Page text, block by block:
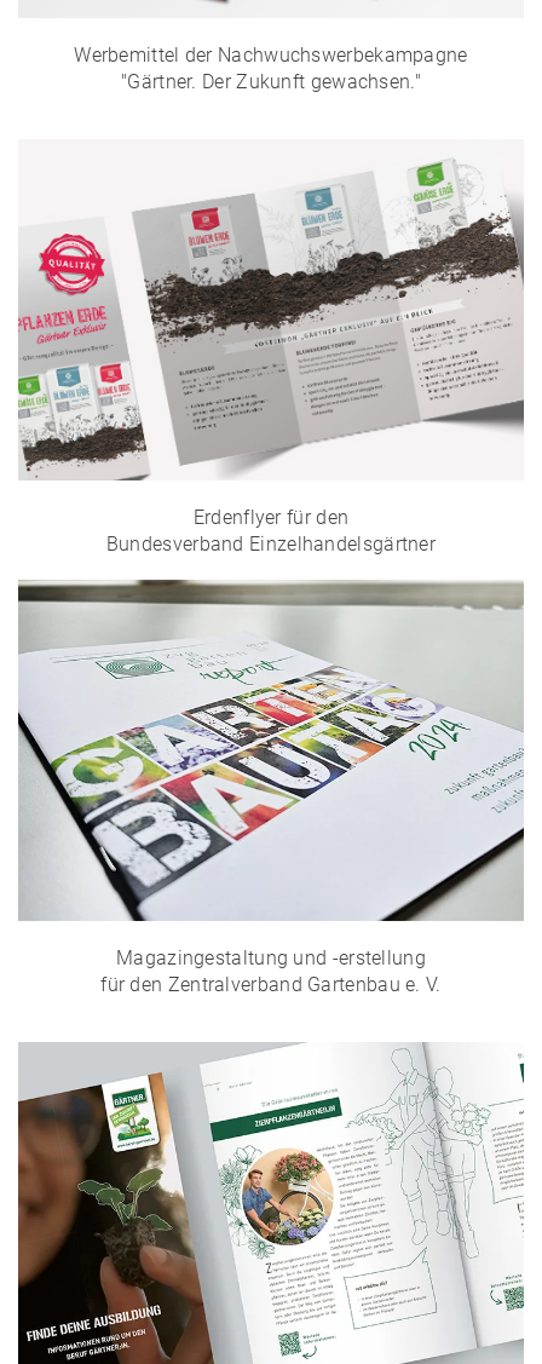
Werbemittel der Nachwuchswerbekampagne
"Gärtner. Der Zukunft gewachsen."
Erdenflyer für den
Bundesverband Einzelhandelsgärtner
Magazingestaltung und -erstellung
für den Zentralverband Gartenbau e. V.